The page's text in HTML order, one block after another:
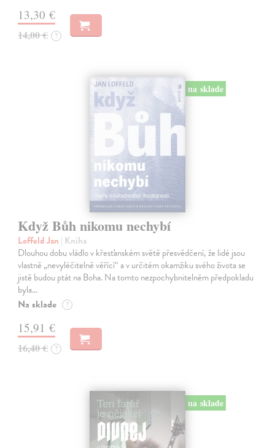
13,30 €
14,00 € ?
na sklade
Když Bůh nikomu nechybí
Loffeld Jan | Kniha
Dlouhou dobu vládlo v křesťanském světě přesvědčení, že lidé jsou
vlastně „nevyléčitelně věřící“ a v určitém okamžiku svého života se
jistě budou ptát na Boha. Na tomto nezpochybnitelném předpokladu
byla…
Na sklade ?
15,91 €
16,40 € ?
na sklade